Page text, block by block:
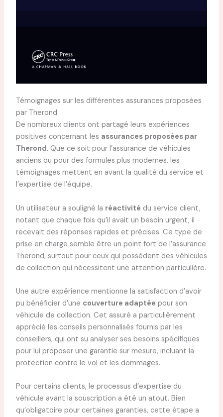
Témoignages sur les différentes assurances proposées
par Therond
De nombreux clients ont partagé leurs expériences
positives concernant les assurances proposées par
Therond. Que ce soit pour l’assurance de véhicules
anciens ou pour des formules plus modernes, les
témoignages mettent en avant la qualité du service et
l’expertise de l’équipe.
Un utilisateur a souligné la réactivité du service client,
notant que chaque fois qu’il avait un besoin urgent, il
recevait des réponses rapides et précises. Ce type de
prise en charge semble être un point fort de l’assurance
Therond, surtout pour ceux qui possèdent des véhicules
de collection qui nécessitent une attention particulière.
Une autre expérience mentionne la satisfaction d’avoir
pu bénéficier d’une couverture adaptée pour son
véhicule de collection. Cet assuré a particulièrement
apprécié les conseils personnalisés fournis par les
conseillers, qui ont su analyser ses besoins spécifiques
pour lui proposer une garantie sur mesure, incluant la
protection contre le vol et les dommages.
Pour certains clients, le processus d’expertise du
véhicule avant la souscription a été un atout. Bien
qu’obligatoire pour certaines garanties, cette étape a